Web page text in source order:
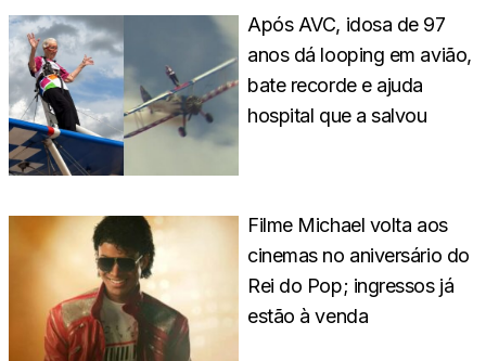
Após AVC, idosa de 97
anos dá looping em avião,
bate recorde e ajuda
hospital que a salvou
Filme Michael volta aos
cinemas no aniversário do
Rei do Pop; ingressos já
estão à venda